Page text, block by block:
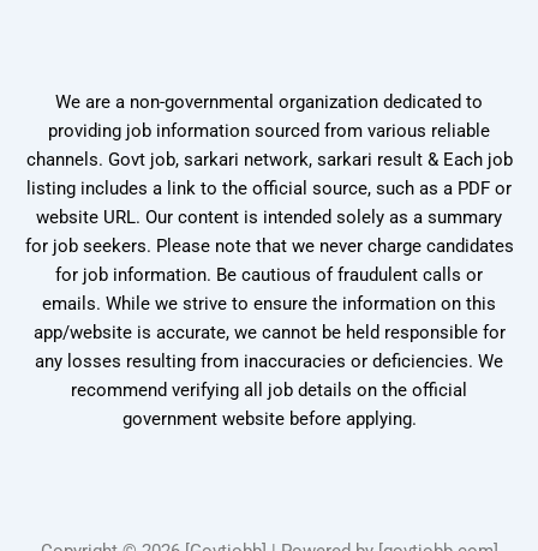
We are a non-governmental organization dedicated to
providing job information sourced from various reliable
channels. Govt job, sarkari network, sarkari result & Each job
listing includes a link to the official source, such as a PDF or
website URL. Our content is intended solely as a summary
for job seekers. Please note that we never charge candidates
for job information. Be cautious of fraudulent calls or
emails. While we strive to ensure the information on this
app/website is accurate, we cannot be held responsible for
any losses resulting from inaccuracies or deficiencies. We
recommend verifying all job details on the official
government website before applying.